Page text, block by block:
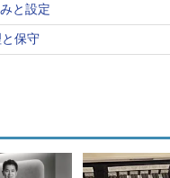
ァイルではなく、makeコマンド
フィグレーションファイルであ
と設定
保守